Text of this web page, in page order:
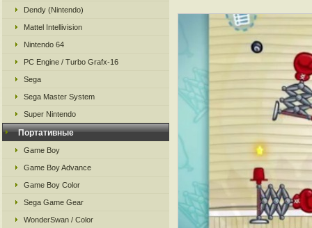
Dendy (Nintendo)
Mattel Intellivision
Nintendo 64
PC Engine / Turbo Grafx-16
Sega
Sega Master System
Super Nintendo
Портативные
Game Boy
Game Boy Advance
Game Boy Color
Sega Game Gear
WonderSwan / Color